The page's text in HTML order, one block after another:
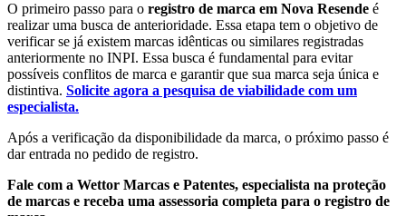
O primeiro passo para o registro de marca em Nova Resende é
realizar uma busca de anterioridade. Essa etapa tem o objetivo de
verificar se já existem marcas idênticas ou similares registradas
anteriormente no INPI. Essa busca é fundamental para evitar
possíveis conflitos de marca e garantir que sua marca seja única e
distintiva. Solicite agora a pesquisa de viabilidade com um
especialista.
Após a verificação da disponibilidade da marca, o próximo passo é
dar entrada no pedido de registro.
Fale com a Wettor Marcas e Patentes, especialista na proteção
de marcas e receba uma assessoria completa para o registro de